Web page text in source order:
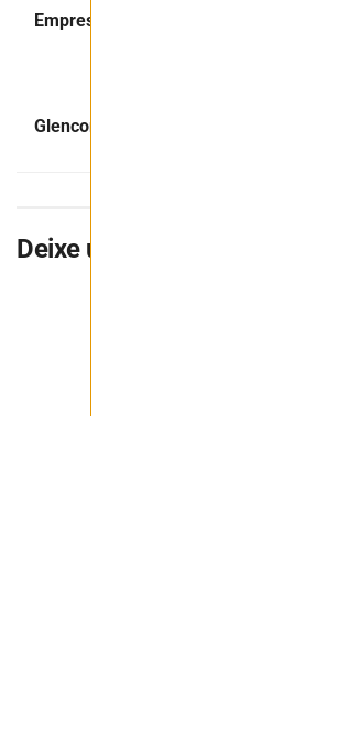
Empresa suíça especializada em
Glencore compra fatia de refinaria
Deixe uma resposta